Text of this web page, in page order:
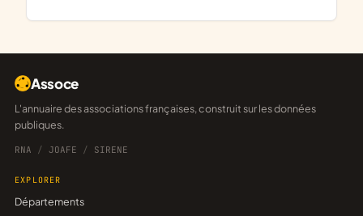
Assoce
L'annuaire des associations françaises, construit sur les données
publiques.
RNA / JOAFE / SIRENE
EXPLORER
Départements